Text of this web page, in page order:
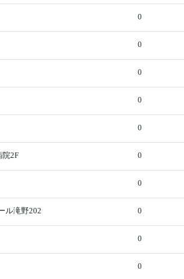
0
0
0
0
0
院2F 0
0
ル滝野202 0
0
0